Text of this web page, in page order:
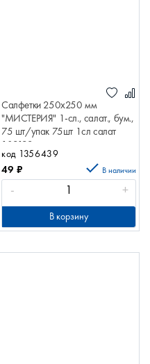
Салфетки 250х250 мм
"МИСТЕРИЯ" 1-сл., салат., бум.,
75 шт/упак 75шт 1сл салат
109192
код 1356439
49 ₽ В наличии
- +
В корзину